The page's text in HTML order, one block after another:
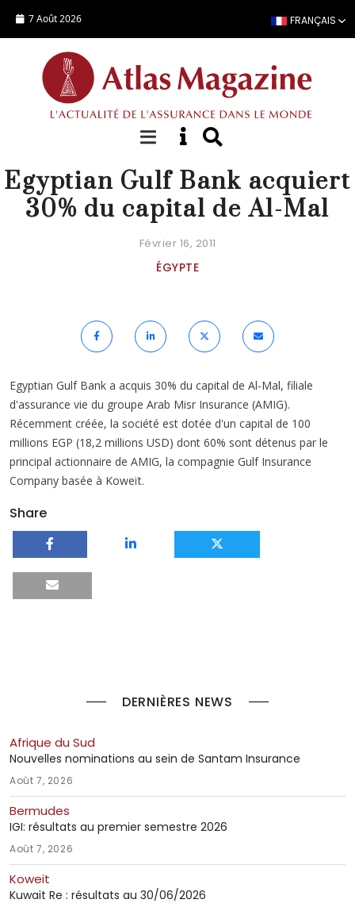
7 Août 2026 FRANÇAIS
ACTUALITÉ
Egyptian Gulf Bank acquiert
30% du capital de Al-Mal
Février 16, 2011
ÉGYPTE
Egyptian Gulf Bank a acquis 30% du capital de Al-Mal, filiale
d'assurance vie du groupe Arab Misr Insurance (AMIG).
Récemment créée, la société est dotée d'un capital de 100
millions EGP (18,2 millions USD) dont 60% sont détenus par le
principal actionnaire de AMIG, la compagnie Gulf Insurance
Company basée à Koweït.
Share
DERNIÈRES NEWS
Afrique du Sud
Nouvelles nominations au sein de Santam Insurance
Août 7, 2026
Bermudes
IGI: résultats au premier semestre 2026
Août 7, 2026
Koweit
Kuwait Re : résultats au 30/06/2026